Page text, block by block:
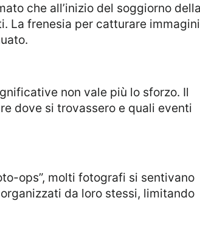
La frenesia per catturare immagini
dove si trovassero e quali eventi
da loro stessi, limitando